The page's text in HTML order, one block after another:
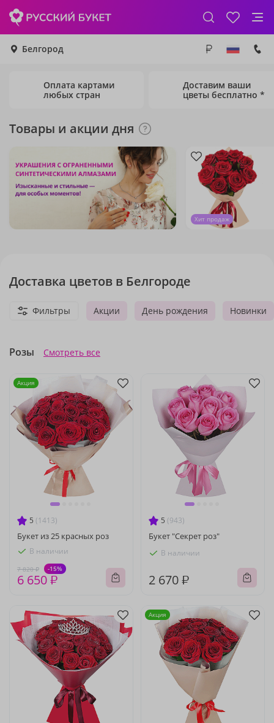
Белгород
Оплата картами
любых стран
Доставим ваши
цветы бесплатно *
Товары и акции дня
Хит продаж
Доставка цветов в Белгороде
Акции День рождения Новинки
Фильтры
Розы Смотреть все
5 (1413)
Букет из 25 красных роз
В наличии
7 820 ₽ -15%
6 650 ₽
Акция
5 (943)
Букет "Секрет роз"
В наличии
2 670 ₽
Акция